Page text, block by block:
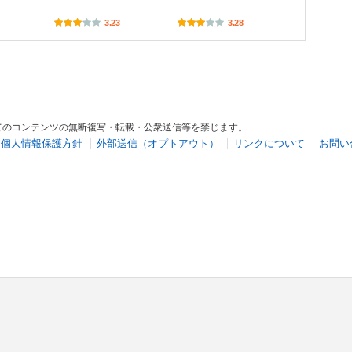
3.23 3.28
コンテンツの無断複写・転載・公衆送信等を禁じます。
個人情報保護方針 外部送信（オプトアウト） リンクについて お問